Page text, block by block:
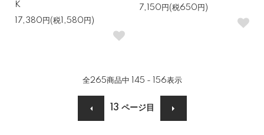
K
17,380円(税1,580円)
7,150円(税650円)
全265商品中 145 - 156表示
13 ページ目